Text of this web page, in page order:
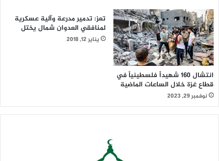
انتشال 160 شهيداً فلسطينياً في
قطاع غزة خلال الساعات الماضية
نوفمبر 29, 2023
تعز: تدمير مدرعة وآلية عسكرية
لمنافقي العدوان شمال يختل
يناير 12, 2018